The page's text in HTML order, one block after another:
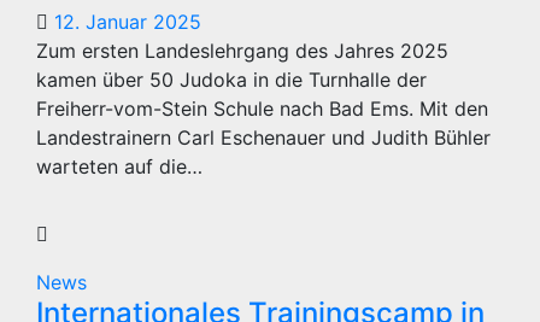
12. Januar 2025
Zum ersten Landeslehrgang des Jahres 2025
kamen über 50 Judoka in die Turnhalle der
Freiherr-vom-Stein Schule nach Bad Ems. Mit den
Landestrainern Carl Eschenauer und Judith Bühler
warteten auf die…
News
Internationales Trainingscamp in